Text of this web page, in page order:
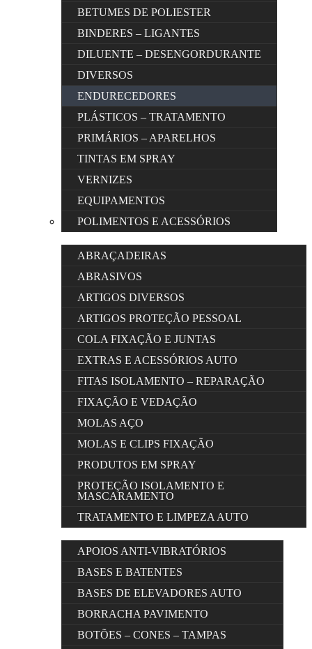
BETUMES DE POLIESTER
BINDERES – LIGANTES
DILUENTE – DESENGORDURANTE
DIVERSOS
ENDURECEDORES
PLÁSTICOS – TRATAMENTO
PRIMÁRIOS – APARELHOS
TINTAS EM SPRAY
VERNIZES
EQUIPAMENTOS
POLIMENTOS E ACESSÓRIOS
ABRAÇADEIRAS
ABRASIVOS
ARTIGOS DIVERSOS
ARTIGOS PROTEÇÃO PESSOAL
COLA FIXAÇÃO E JUNTAS
EXTRAS E ACESSÓRIOS AUTO
FITAS ISOLAMENTO – REPARAÇÃO
FIXAÇÃO E VEDAÇÃO
MOLAS AÇO
MOLAS E CLIPS FIXAÇÃO
PRODUTOS EM SPRAY
PROTEÇÃO ISOLAMENTO E
MASCARAMENTO
TRATAMENTO E LIMPEZA AUTO
APOIOS ANTI-VIBRATÓRIOS
BASES E BATENTES
BASES DE ELEVADORES AUTO
BORRACHA PAVIMENTO
BOTÕES – CONES – TAMPAS